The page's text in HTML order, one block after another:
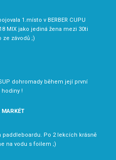
1.místo v BERBER CUPU
MIX jako jediná žena mezi 30ti
ze závodů ;)
dohromady během její první
hodiny !
MARKÉT
paddleboardu. Po 2 lekcích krásně
na vodu s foilem ;)